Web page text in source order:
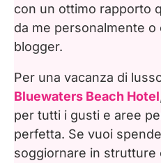
con un ottimo rapporto
da me personalmente o
blogger.
Per una vacanza di
Bluewaters Beach Hotel
per tutti i gusti e aree
perfetta. Se vuoi
soggiornare in strutture